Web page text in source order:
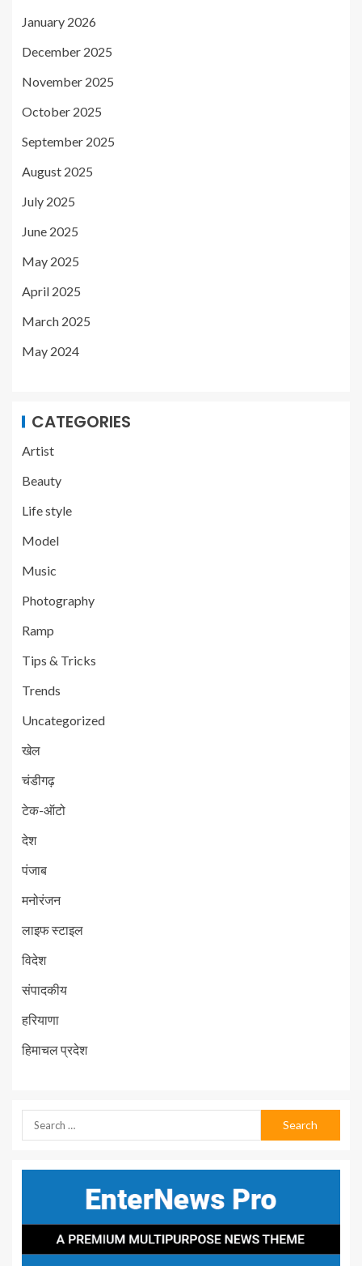
January 2026
December 2025
November 2025
October 2025
September 2025
August 2025
July 2025
June 2025
May 2025
April 2025
March 2025
May 2024
CATEGORIES
Artist
Beauty
Life style
Model
Music
Photography
Ramp
Tips & Tricks
Trends
Uncategorized
खेल
चंडीगढ़
टेक-ऑटो
देश
पंजाब
मनोरंजन
लाइफ स्टाइल
विदेश
संपादकीय
हरियाणा
हिमाचल प्रदेश